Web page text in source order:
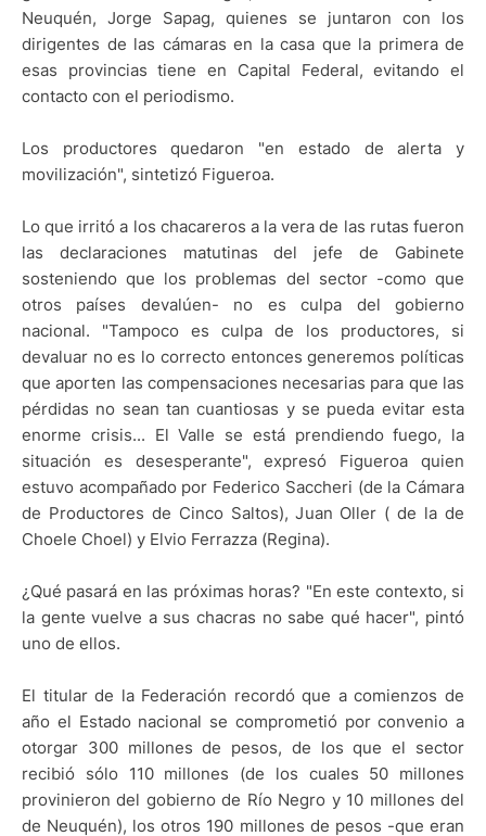
Neuquén, Jorge Sapag, quienes se juntaron con los
dirigentes de las cámaras en la casa que la primera de
esas provincias tiene en Capital Federal, evitando el
contacto con el periodismo.
Los productores quedaron "en estado de alerta y
movilización", sintetizó Figueroa.
Lo que irritó a los chacareros a la vera de las rutas fueron
las declaraciones matutinas del jefe de Gabinete
sosteniendo que los problemas del sector -como que
otros países devalúen- no es culpa del gobierno
nacional. "Tampoco es culpa de los productores, si
devaluar no es lo correcto entonces generemos políticas
que aporten las compensaciones necesarias para que las
pérdidas no sean tan cuantiosas y se pueda evitar esta
enorme crisis... El Valle se está prendiendo fuego, la
situación es desesperante", expresó Figueroa quien
estuvo acompañado por Federico Saccheri (de la Cámara
de Productores de Cinco Saltos), Juan Oller ( de la de
Choele Choel) y Elvio Ferrazza (Regina).
¿Qué pasará en las próximas horas? "En este contexto, si
la gente vuelve a sus chacras no sabe qué hacer", pintó
uno de ellos.
El titular de la Federación recordó que a comienzos de
año el Estado nacional se comprometió por convenio a
otorgar 300 millones de pesos, de los que el sector
recibió sólo 110 millones (de los cuales 50 millones
provinieron del gobierno de Río Negro y 10 millones del
de Neuquén), los otros 190 millones de pesos -que eran